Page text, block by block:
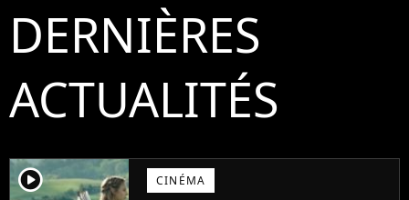
DERNIÈRES
ACTUALITÉS
player2 CINÉMA